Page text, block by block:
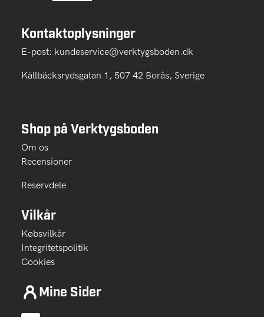
Kontaktoplysninger
E-post: kundeservice@verktygsboden.dk
Källbäcksrydsgatan 1, 507 42 Borås, Sverige
Shop på Verktygsboden
Om os
Recensioner
Reservdele
Vilkår
Købsvilkår
Integritetspolitik
Cookies
Mine Sider